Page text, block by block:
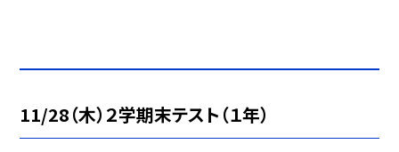
11/28（木）２学期末テスト（１年）